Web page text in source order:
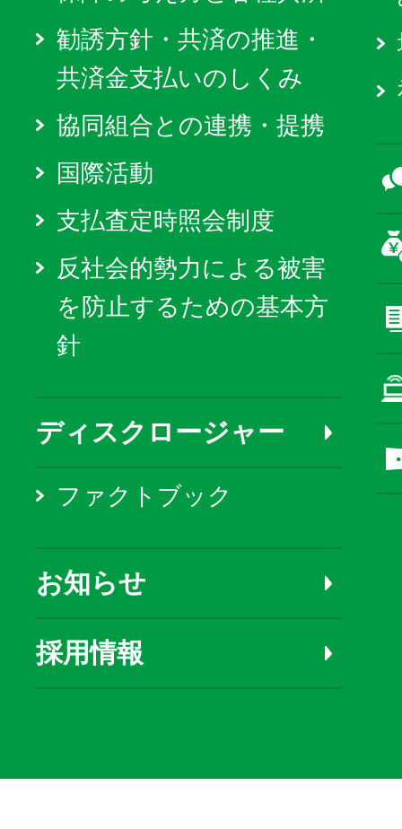
勧誘方針・共済の推進・
共済金支払いのしくみ
協同組合との連携・提携
国際活動
支払査定時照会制度
反社会的勢力による被害
を防止するための基本方
針
ディスクロージャー
ファクトブック
お知らせ
採用情報